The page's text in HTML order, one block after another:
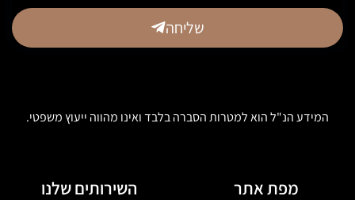
שליחה
המידע הנ"ל הוא למטרות הסברה בלבד ואינו מהווה ייעוץ משפטי.
מפת אתר השירותים שלנו